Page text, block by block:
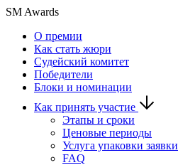
SM Awards
О премии
Как стать жюри
Судейский комитет
Победители
Блоки и номинации
Как принять участие
Этапы и сроки
Ценовые периоды
Услуга упаковки заявки
FAQ